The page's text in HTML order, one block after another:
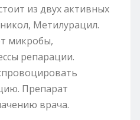
из двух активных
Метилурацил.
микробы,
репарации.
Препарат
врача.